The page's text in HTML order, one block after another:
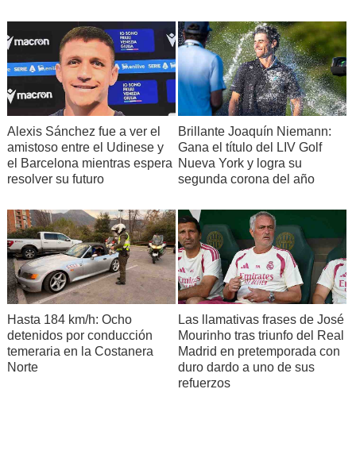
Alexis Sánchez fue a ver el
amistoso entre el Udinese y
el Barcelona mientras espera
resolver su futuro
Brillante Joaquín Niemann:
Gana el título del LIV Golf
Nueva York y logra su
segunda corona del año
Hasta 184 km/h: Ocho
detenidos por conducción
temeraria en la Costanera
Norte
Las llamativas frases de José
Mourinho tras triunfo del Real
Madrid en pretemporada con
duro dardo a uno de sus
refuerzos